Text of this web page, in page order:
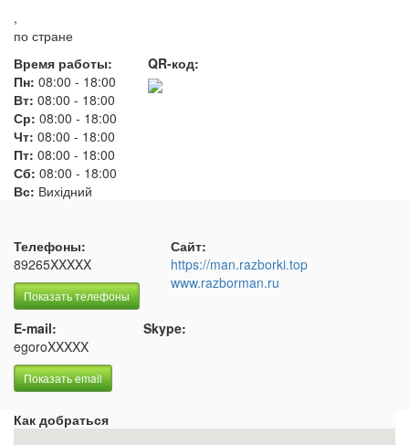
,
по стране
Время работы:
Пн: 08:00 - 18:00
Вт: 08:00 - 18:00
Ср: 08:00 - 18:00
Чт: 08:00 - 18:00
Пт: 08:00 - 18:00
Сб: 08:00 - 18:00
Вс: Вихідний
QR-код:
Телефоны:
89265XXXXX
Показать телефоны
Сайт:
https://man.razborki.top
www.razborman.ru
E-mail:
egoroXXXXX
Показать email
Skype:
Как добраться